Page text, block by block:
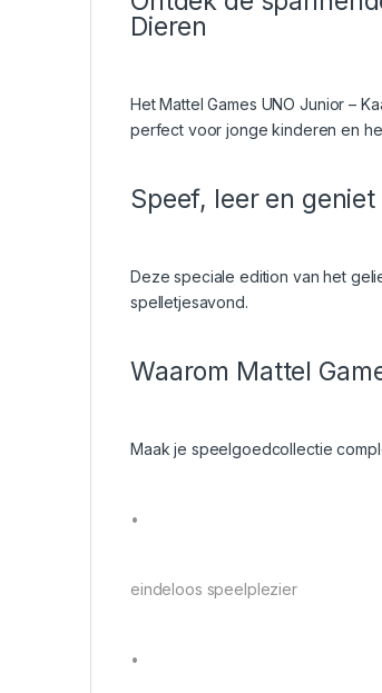
Dieren
Het Mattel Games UNO Junior –
perfect voor jonge kinderen en
Speef, leer en
Deze speciale edition van het
spelletjesavond.
Waarom Mattel
Maak je speelgoedcollectie
•
eindeloos speelplezier
•